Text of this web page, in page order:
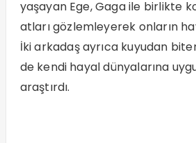
yaşayan Ege, Gaga ile birlikte
atları gözlemleyerek onların
İki arkadaş ayrıca kuyudan
de kendi hayal dünyalarına
araştırdı.